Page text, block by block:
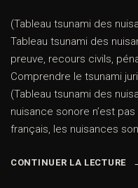
(Tableau tsunami des
Tableau tsunami des
preuve, recours civils,
Comprendre le tsunami
(Tableau tsunami des
nuisance sonore n’est
français, les nuisances
CONTINUER LA LECTURE